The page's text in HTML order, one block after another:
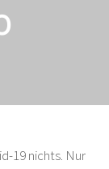
19 nichts. Nur